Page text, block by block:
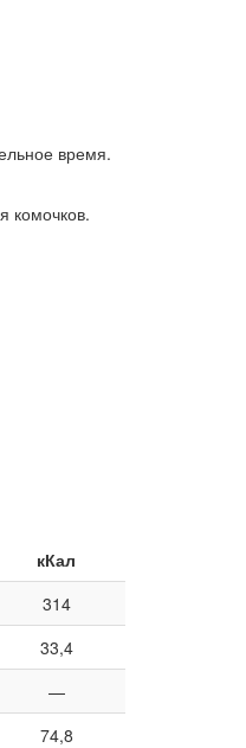
время.
комочков.
кКал
314
33,4
—
74,8